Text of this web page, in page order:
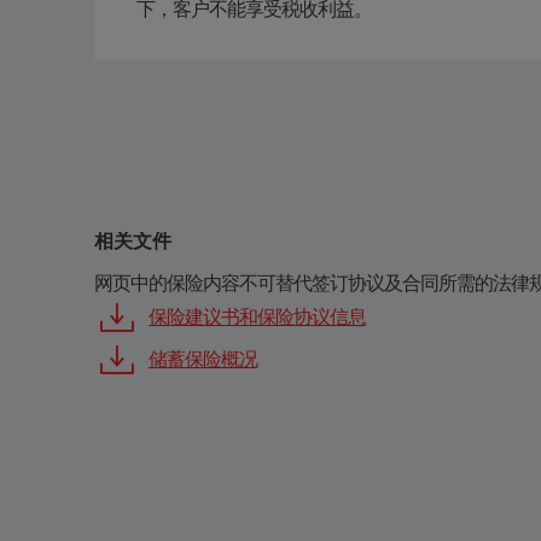
下，客户不能享受税收利益。
相关文件
网页中的保险内容不可替代签订协议及合同所需的法律
保险建议书和保险协议信息
储蓄保险概况